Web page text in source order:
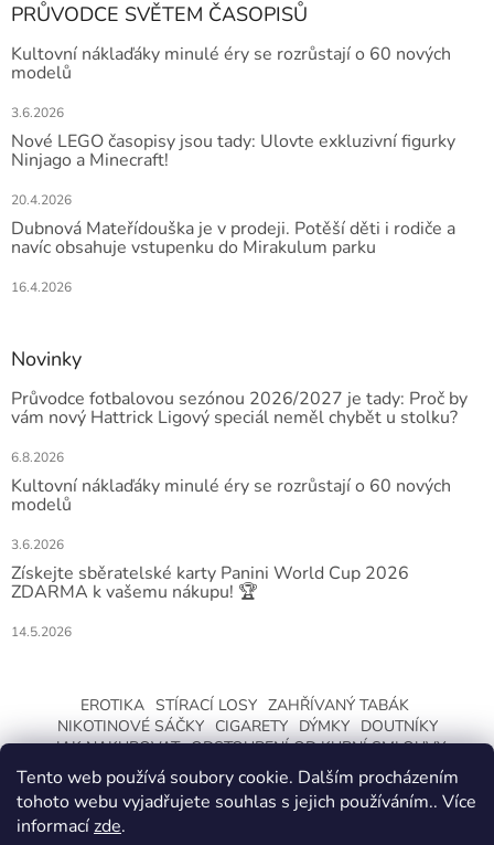
Tento web používá soubory cookie. Dalším procházením
tohoto webu vyjadřujete souhlas s jejich používáním.. Více
informacízde.
PRŮVODCE SVĚTEM ČASOPISŮ
Kultovní náklaďáky minulé éry se rozrůstají o 60 nových
modelů
3.6.2026
Nové LEGO časopisy jsou tady: Ulovte exkluzivní figurky
Ninjago a Minecraft!
20.4.2026
Dubnová Mateřídouška je v prodeji. Potěší děti i rodiče a
navíc obsahuje vstupenku do Mirakulum parku
16.4.2026
Novinky
Průvodce fotbalovou sezónou 2026/2027 je tady: Proč by
vám nový Hattrick Ligový speciál neměl chybět u stolku?
6.8.2026
Kultovní náklaďáky minulé éry se rozrůstají o 60 nových
modelů
3.6.2026
Získejte sběratelské karty Panini World Cup 2026
ZDARMA k vašemu nákupu! 🏆
14.5.2026
EROTIKA STÍRACÍ LOSY ZAHŘÍVANÝ TABÁK
NIKOTINOVÉ SÁČKY CIGARETY DÝMKY
DOUTNÍKY
JAK NAKUPOVAT ODSTOUPENÍ OD KUPNÍ SMLOUVY